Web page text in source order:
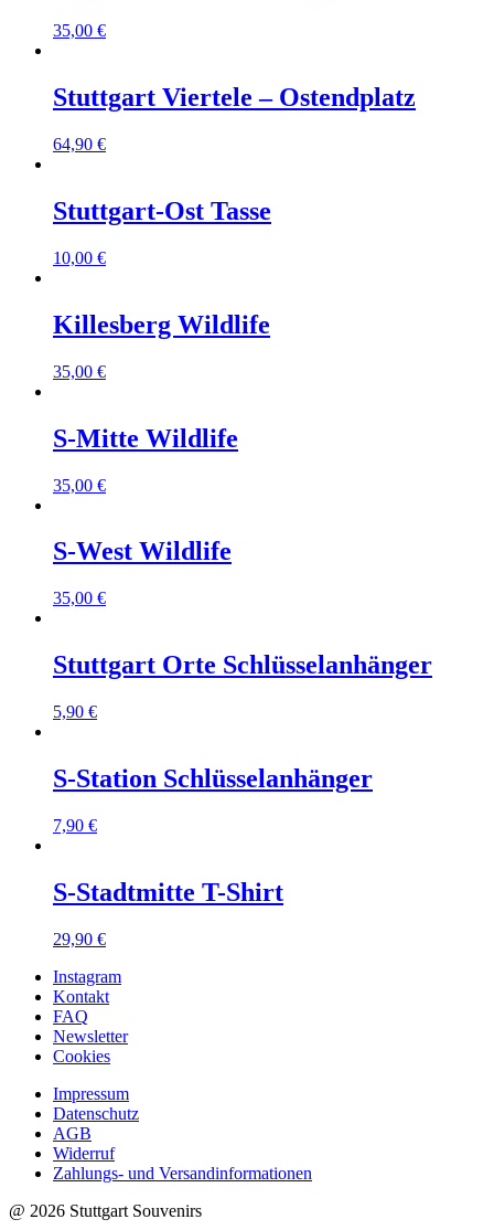
35,00 €
Stuttgart Viertele – Ostendplatz
64,90 €
Stuttgart-Ost Tasse
10,00 €
Killesberg Wildlife
35,00 €
S-Mitte Wildlife
35,00 €
S-West Wildlife
35,00 €
Stuttgart Orte Schlüsselanhänger
5,90 €
S-Station Schlüsselanhänger
7,90 €
S-Stadtmitte T-Shirt
29,90 €
Instagram
Kontakt
FAQ
Newsletter
Cookies
Impressum
Datenschutz
AGB
Widerruf
Zahlungs- und Versandinformationen
@ 2026 Stuttgart Souvenirs